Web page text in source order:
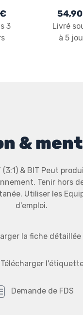
3
BOIS +
Livré
à 5
&
& BIT Peut
Tenir
Utiliser les
d'emploi.
la fiche détaillée
Télécharger
Demande de FDS